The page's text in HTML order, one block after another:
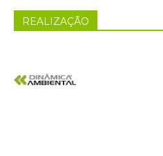
REALIZAÇÃO